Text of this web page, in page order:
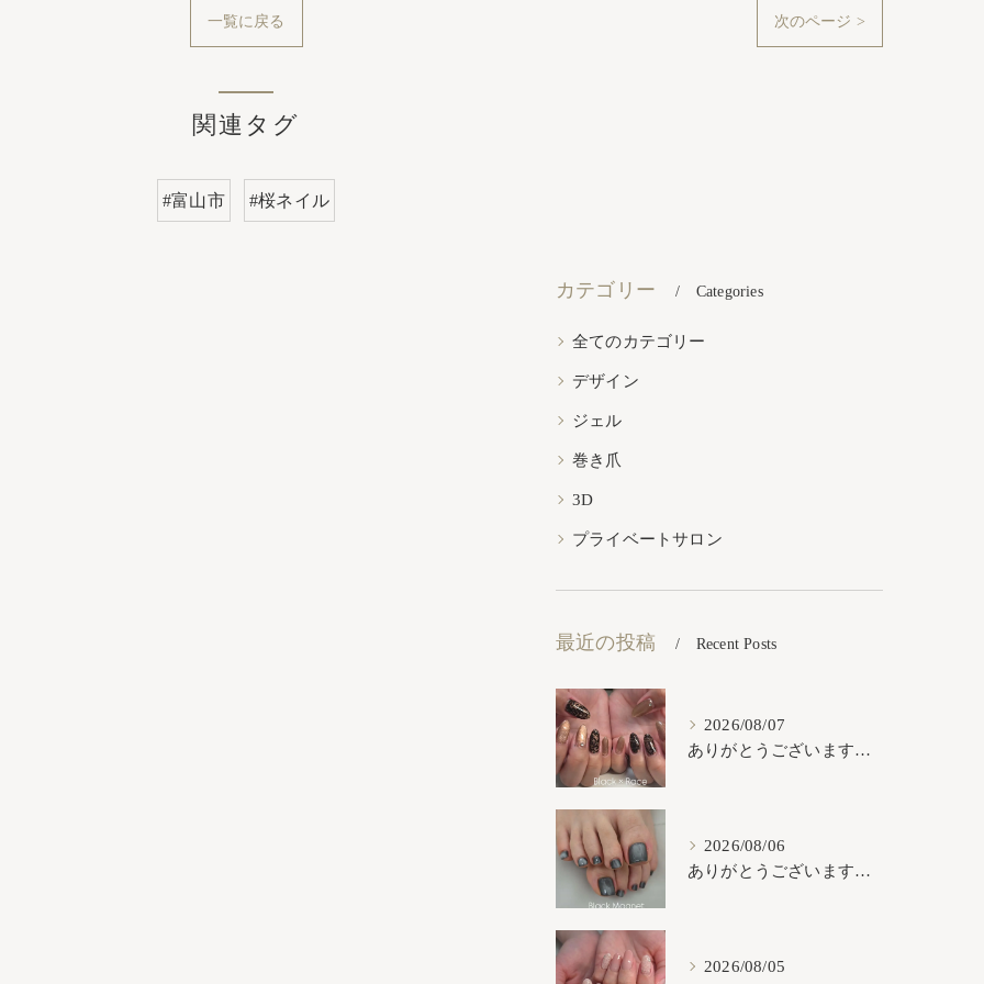
一覧に戻る 次のページ >
関連タグ
#富山市 #桜ネイル
カテゴリー Categories
全てのカテゴリー
デザイン
ジェル
巻き爪
3D
プライベートサロン
最近の投稿 Recent Posts
2026/08/07
ありがとうございます𓂃𓈒𓏸︎︎︎︎
2026/08/06
ありがとうございます𓂃𓈒𓏸︎︎︎︎
2026/08/05